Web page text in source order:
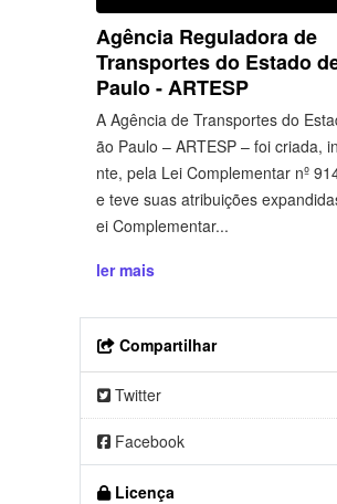
Agência Reguladora de
Transportes do Estado
Paulo - ARTESP
A Agência de Transportes do
ão Paulo – ARTESP – foi criada,
nte, pela Lei Complementar nº
e teve suas atribuições
ei Complementar...
ler mais
Compartilhar
Twitter
Facebook
Licença